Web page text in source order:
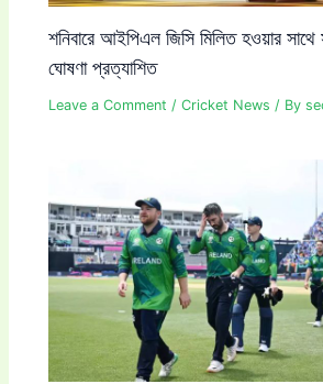
শনিবারে আইপিএল জিসি মিলিত হওয়ার সাথে
ঘোষণা প্রত্যাশিত
Leave a Comment /Cricket News / By